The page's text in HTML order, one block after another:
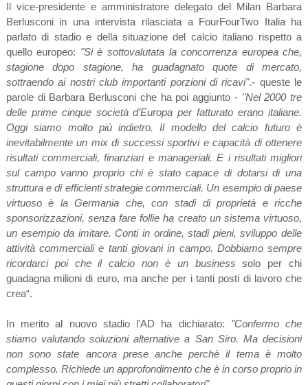
Il vice-presidente e amministratore delegato del Milan Barbara
Berlusconi in una intervista rilasciata a FourFourTwo Italia ha
parlato di stadio e della situazione del calcio italiano rispetto a
quello europeo: "Si è sottovalutata la concorrenza europea che,
stagione dopo stagione, ha guadagnato quote di mercato,
sottraendo ai nostri club importanti porzioni di ricavi".- queste le
parole di Barbara Berlusconi che ha poi aggiunto - "Nel 2000 tre
delle prime cinque società d’Europa per fatturato erano italiane.
Oggi siamo molto più indietro. Il modello del calcio futuro è
inevitabilmente un mix di successi sportivi e capacità di ottenere
risultati commerciali, finanziari e manageriali. E i risultati migliori
sul campo vanno proprio chi è stato capace di dotarsi di una
struttura e di efficienti strategie commerciali. Un esempio di paese
virtuoso è la Germania che, con stadi di proprietà e ricche
sponsorizzazioni, senza fare follie ha creato un sistema virtuoso,
un esempio da imitare. Conti in ordine, stadi pieni, sviluppo delle
attività commerciali e tanti giovani in campo. Dobbiamo sempre
ricordarci poi che il calcio non è un businesssolo per chi
guadagna milioni di euro, ma anche per i tanti posti di lavoro che
crea“.
In merito al nuovo stadio l'AD ha dichiarato: "Confermo che
stiamo valutando soluzioni alternative a San Siro. Ma decisioni
non sono state ancora prese anche perchè il tema è molto
complesso. Richiede un approfondimento che è in corso proprio in